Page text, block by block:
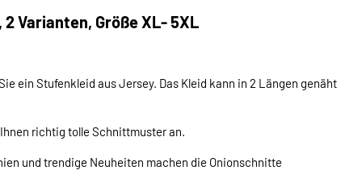
Varianten, Größe XL- 5XL
ein Stufenkleid aus Jersey. Das Kleid kann in 2 Längen genäht
richtig tolle Schnittmuster an.
und trendige Neuheiten machen die Onionschnitte